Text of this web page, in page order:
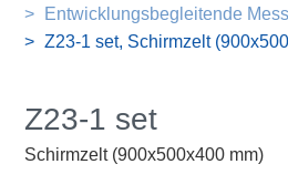
Entwicklungsbegleitende
Z23-1 set, Schirmzelt
Z23-1 set
Schirmzelt (900x500x400 mm)